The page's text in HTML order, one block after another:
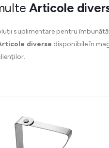
Articole
suplimentare pentru
diverse disponibile în